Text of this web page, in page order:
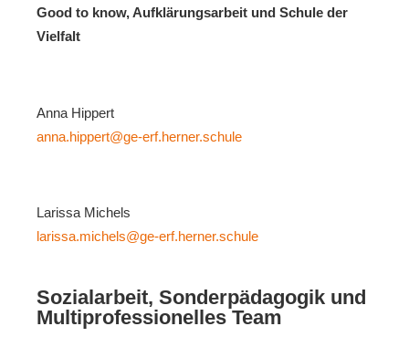
Good to know, Aufklärungsarbeit und Schule der
Vielfalt
Anna Hippert
anna.hippert@ge-erf.herner.schule
Larissa Michels
larissa.michels@ge-erf.herner.schule
Sozialarbeit, Sonderpädagogik und
Multiprofessionelles Team